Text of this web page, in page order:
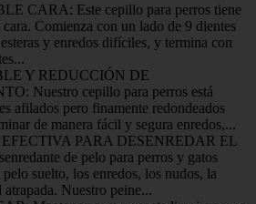
CARA: Este cepillo para perros tiene
Comienza con un lado de 9 dientes
y enredos difíciles, y termina con
Y REDUCCIÓN DE
Nuestro cepillo para perros está
afilados pero finamente redondeados
de manera fácil y segura enredos,...
PARA DESENREDAR EL
de pelo para perros y gatos
suelto, los enredos, los nudos, la
atrapada. Nuestro peine...